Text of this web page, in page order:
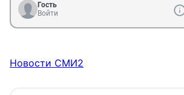
Гость
Войти
Новости СМИ2